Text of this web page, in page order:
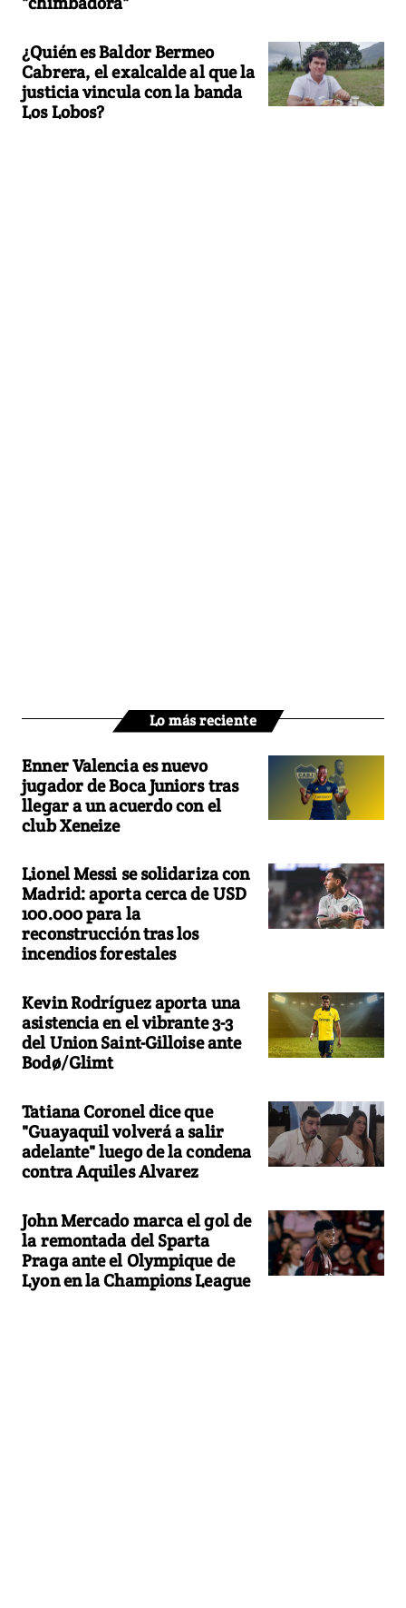
¿Quién es Baldor Bermeo
Cabrera, el exalcalde al que la
justicia vincula con la banda
Los Lobos?
Lo más reciente
Enner Valencia es nuevo
jugador de Boca Juniors tras
llegar a un acuerdo con el
club Xeneize
Lionel Messi se solidariza con
Madrid: aporta cerca de USD
100.000 para la
reconstrucción tras los
incendios forestales
Kevin Rodríguez aporta una
asistencia en el vibrante 3-3
del Union Saint-Gilloise ante
Bodø/Glimt
Tatiana Coronel dice que
"Guayaquil volverá a salir
adelante" luego de la condena
contra Aquiles Alvarez
John Mercado marca el gol de
la remontada del Sparta
Praga ante el Olympique de
Lyon en la Champions League